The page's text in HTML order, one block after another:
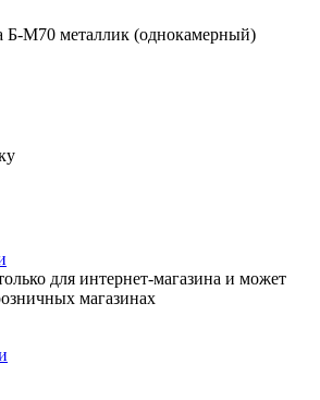
M70 металлик (однокамерный)
для интернет-магазина и может
магазинах